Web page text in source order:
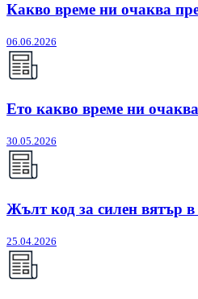
Какво време ни очаква
06.06.2026
Ето какво време ни
30.05.2026
Жълт код за силен вятър в
25.04.2026